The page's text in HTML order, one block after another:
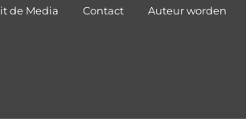
de Media Contact Auteur worden